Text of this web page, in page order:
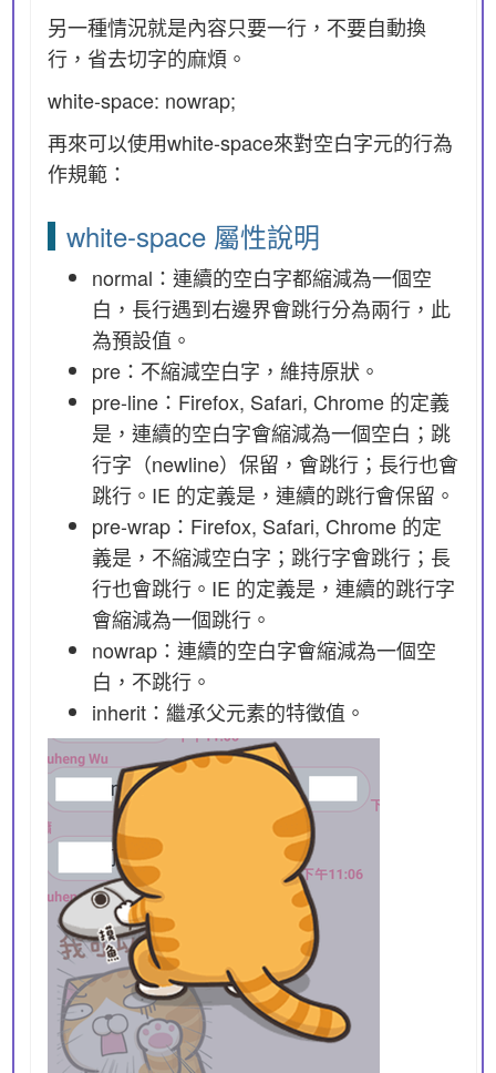
另一種情況就是內容只要一行，不要自動換
行，省去切字的麻煩。
white-space: nowrap;
再來可以使用white-space來對空白字元的行為
作規範：
white-space 屬性說明
normal：連續的空白字都縮減為一個空
白，長行遇到右邊界會跳行分為兩行，此
為預設值。
pre：不縮減空白字，維持原狀。
pre-line：Firefox, Safari, Chrome 的定義
是，連續的空白字會縮減為一個空白；跳
行字（newline）保留，會跳行；長行也會
跳行。IE 的定義是，連續的跳行會保留。
pre-wrap：Firefox, Safari, Chrome 的定
義是，不縮減空白字；跳行字會跳行；長
行也會跳行。IE 的定義是，連續的跳行字
會縮減為一個跳行。
nowrap：連續的空白字會縮減為一個空
白，不跳行。
inherit：繼承父元素的特徵值。